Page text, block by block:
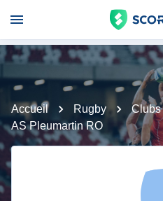
Accueil Rugby Clubs
AS Pleumartin RO